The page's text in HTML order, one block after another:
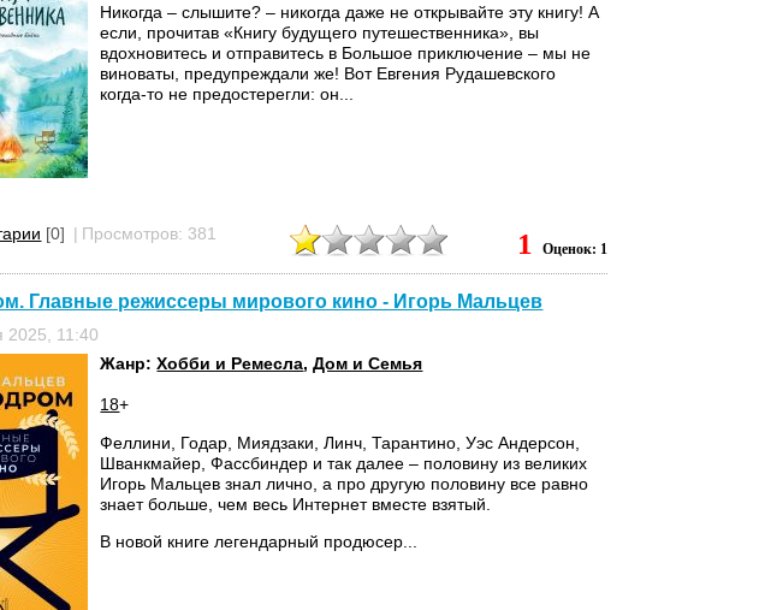
Никогда – слышите? – никогда даже не открывайте эту книгу! А
если, прочитав «Книгу будущего путешественника», вы
вдохновитесь и отправитесь в Большое приключение – мы не
виноваты, предупреждали же! Вот Евгения Рудашевского
когда-то не предостерегли: он...
[0] | Просмотров: 381 1 Оценок: 1
Главные режиссеры мирового кино - Игорь Мальцев
2025, 11:40
Жанр:Хобби и Ремесла,Дом и Семья
18+
Феллини, Годар, Миядзаки, Линч, Тарантино, Уэс Андерсон,
Шванкмайер, Фассбиндер и так далее – половину из великих
Игорь Мальцев знал лично, а про другую половину все равно
знает больше, чем весь Интернет вместе взятый.
В новой книге легендарный продюсер...